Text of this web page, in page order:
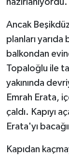
Ancak
planları
balkondan
Topaloğlu ile
yakınında
Emrah Erata,
çaldı. Kapıyı
Erata'yı
Kapıdan